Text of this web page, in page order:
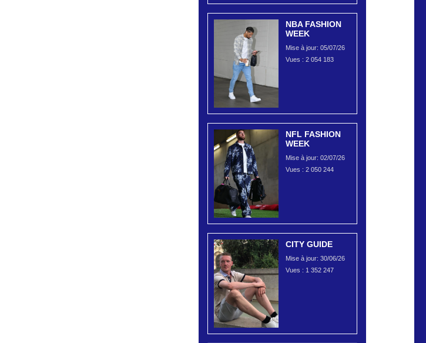
NBA FASHION
WEEK
Mise à jour: 05/07/26
Vues : 2 054 183
NFL FASHION
WEEK
Mise à jour: 02/07/26
Vues : 2 050 244
CITY GUIDE
Mise à jour: 30/06/26
Vues : 1 352 247